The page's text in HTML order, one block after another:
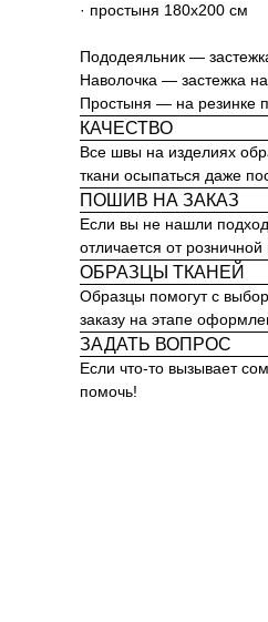
· простыня 180х200 см
Пододеяльник —
Наволочка — застежка
Простыня — на резинке
КАЧЕСТВО
Все швы на изделиях
ткани осыпаться даже
ПОШИВ НА ЗАКАЗ
Если вы не нашли
отличается от
ОБРАЗЦЫ ТКАНЕЙ
Образцы помогут с
заказу на этапе
ЗАДАТЬ ВОПРОС
Если что-то вызывает
помочь!